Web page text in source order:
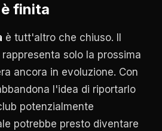
finita
è tutt'altro che chiuso. Il
rappresenta solo la prossima
ancora in evoluzione. Con
l'idea di riportarlo
potenzialmente
potrebbe presto diventare